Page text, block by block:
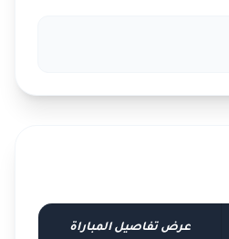
عرض تفاصيل المباراة